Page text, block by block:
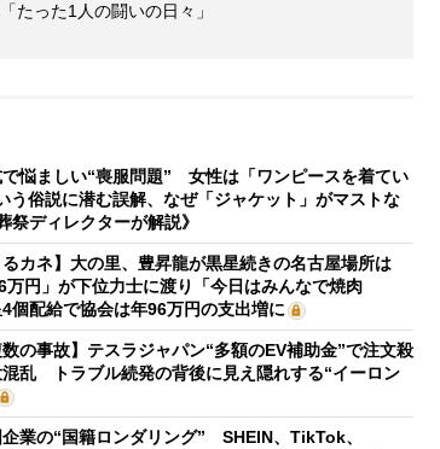
たった1人の闘いの日々」
悩ましい“喪服問題” 女性は「ワンピースを着てい
う俗説に潜む誤解、なぜ「ジャケット」がマストな
祭ディレクターが解説》
るカネ】大の里、豊昇龍が黒星続きの名古屋場所は
万円」が下位力士に渡り「今日はみんなで焼肉
配給で協会は年96万円の支出増に
数の事故】テスラジャパン“多額のEV補助金”で注文殺
乱 トラブル続発の背後に見え隠れする“イーロン
業の“国籍ロンダリング” SHEIN、TikTok、